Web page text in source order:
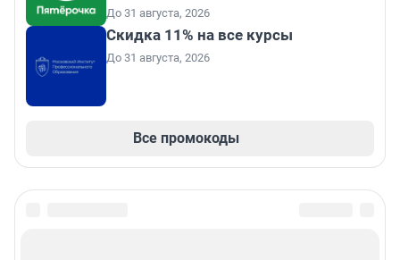
До 31 августа, 2026
Скидка 11% на все курсы
До 31 августа, 2026
Все промокоды